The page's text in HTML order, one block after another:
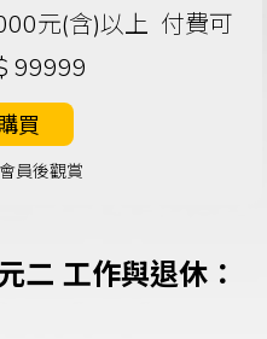
元(含)以上 付費可
99999
買
員後觀賞
二 工作與退休：